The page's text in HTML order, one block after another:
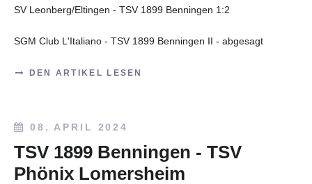
SV Leonberg/Eltingen - TSV 1899 Benningen 1:2
SGM Club L'Italiano - TSV 1899 Benningen II - abgesagt
DEN ARTIKEL LESEN
08. APRIL 2024
TSV 1899 Benningen - TSV
Phönix Lomersheim